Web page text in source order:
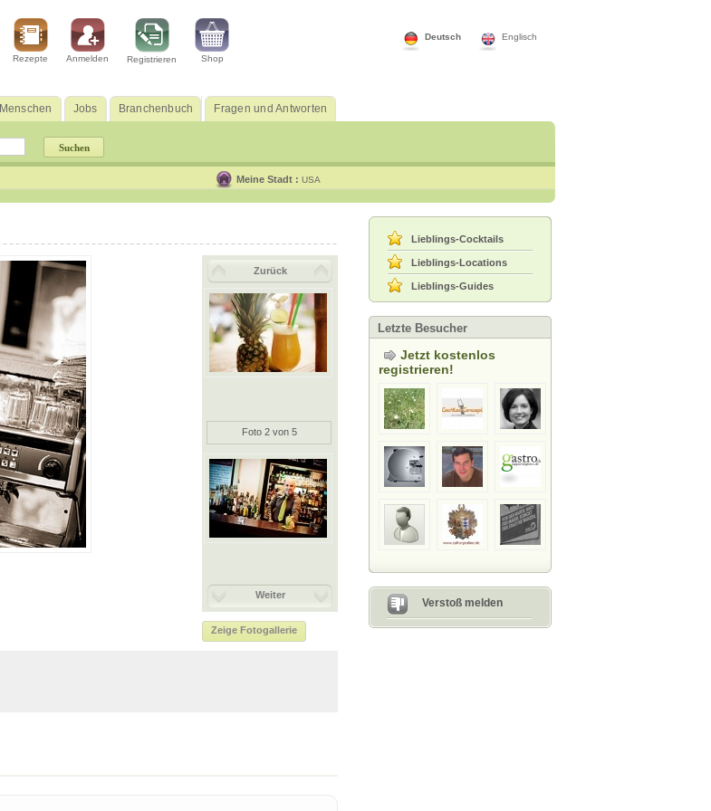
Englisch
Deutsch
Rezepte Anmelden Registrieren Shop
Menschen Jobs Branchenbuch Fragen und Antworten
Meine Stadt : USA
Zurück
Foto 2 von 5
Weiter
Zeige Fotogallerie
Lieblings-Cocktails
Lieblings-Locations
Lieblings-Guides
Letzte Besucher
Jetzt kostenlos
registrieren!
Verstoß melden
Bedenklicher Inhalt?
beleidigend, unangebracht
dass der Inhalt nicht auf diese Seite
gehört.